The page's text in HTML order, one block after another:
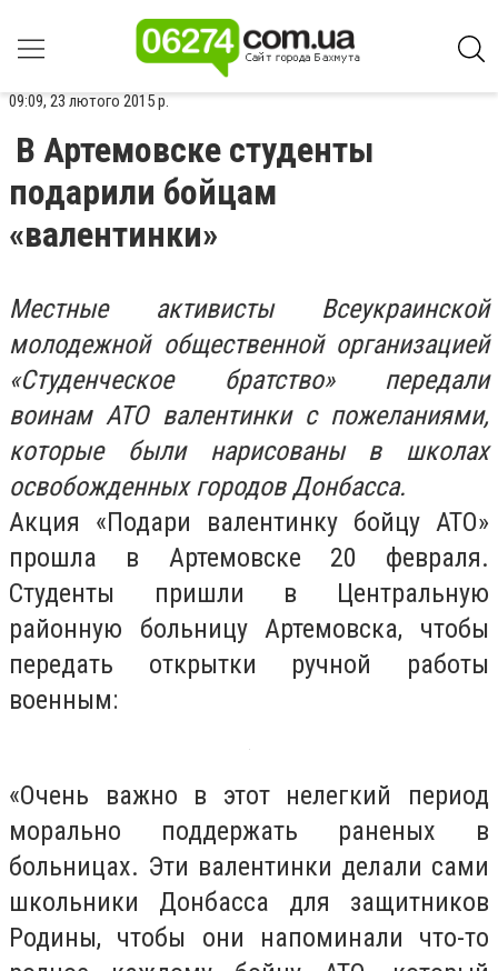
09:09, 23 лютого 2015 р.
В Артемовске студенты
подарили бойцам
«валентинки»
Местные активисты Всеукраинской
молодежной общественной организацией
«Студенческое братство» передали
воинам АТО валентинки с пожеланиями,
которые были нарисованы в школах
освобожденных городов Донбасса.
Акция «Подари валентинку бойцу АТО»
прошла в Артемовске 20 февраля.
Студенты пришли в Центральную
районную больницу Артемовска, чтобы
передать открытки ручной работы
военным:
«Очень важно в этот нелегкий период
морально поддержать раненых в
больницах. Эти валентинки делали сами
школьники Донбасса для защитников
Родины, чтобы они напоминали что-то